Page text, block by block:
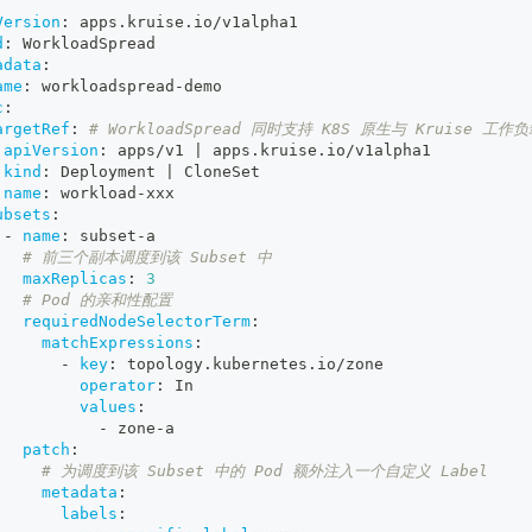
:
apps.kruise.io/v1alpha1
:
WorkloadSpread
:
: workloadspread -demo
:
:
# WorkloadSpread 同时支持 K8S 原生与 Kruise 工作负
apiVersion : apps/v1
apps.kruise.io/v1alpha1
kind : Deployment
CloneSet
name : workload - xxx
:
-
name : subset - a
# 前三个副本调度到该 Subset 中
maxReplicas :
3
# Pod 的亲和性配置
requiredNodeSelectorTerm :
matchExpressions :
-
key :
topology.kubernetes.io/zone
operator :
In
values :
-
zone - a
patch :
# 为调度到该 Subset 中的 Pod 额外注入一个自定义 Label
metadata :
labels :